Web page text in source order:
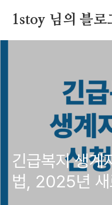
1stoy 님의 블로
긴급복지 생계
법, 2025년 새